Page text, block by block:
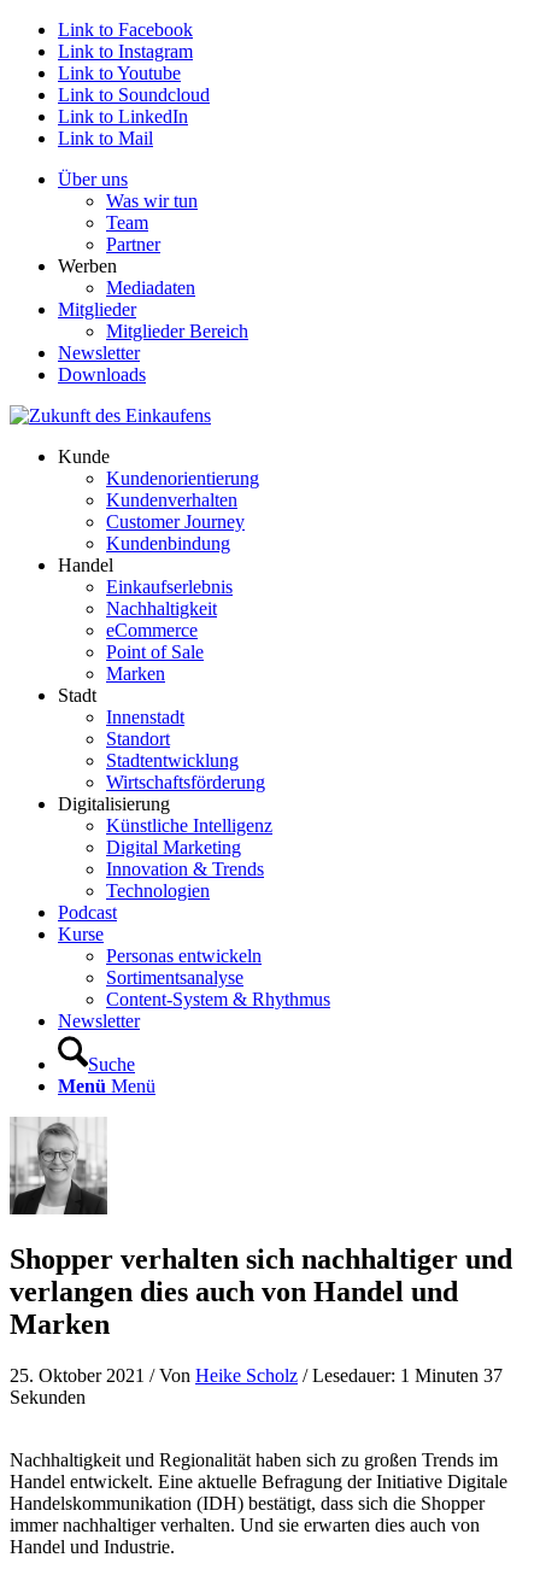
Link to Facebook
Link to Instagram
Link to Youtube
Link to Soundcloud
Link to LinkedIn
Link to Mail
Über uns
Was wir tun
Team
Partner
Werben
Mediadaten
Mitglieder
Mitglieder Bereich
Newsletter
Downloads
Kunde
Kundenorientierung
Kundenverhalten
Customer Journey
Kundenbindung
Handel
Einkaufserlebnis
Nachhaltigkeit
eCommerce
Point of Sale
Marken
Stadt
Innenstadt
Standort
Stadtentwicklung
Wirtschaftsförderung
Digitalisierung
Künstliche Intelligenz
Digital Marketing
Innovation & Trends
Technologien
Podcast
Kurse
Personas entwickeln
Sortimentsanalyse
Content-System & Rhythmus
Newsletter
Suche
Menü Menü
Shopper verhalten sich nachhaltiger und
verlangen dies auch von Handel und
Marken
25. Oktober 2021 / Von Heike Scholz / Lesedauer: 1 Minuten 37
Sekunden
Nachhaltigkeit und Regionalität haben sich zu großen Trends im
Handel entwickelt. Eine aktuelle Befragung der Initiative Digitale
Handelskommunikation (IDH) bestätigt, dass sich die Shopper
immer nachhaltiger verhalten. Und sie erwarten dies auch von
Handel und Industrie.